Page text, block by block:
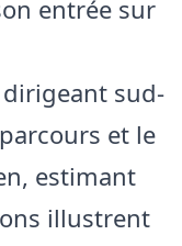
entrée sur
sud-
et le
estimant
illustrent